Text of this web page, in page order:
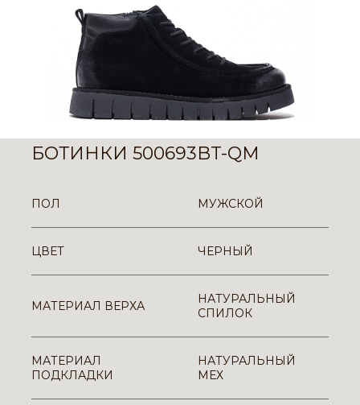
БОТИНКИ 500693BT-QM
ПОЛ МУЖСКОЙ
ЦВЕТ ЧЕРНЫЙ
МАТЕРИАЛ ВЕРХА
НАТУРАЛЬНЫЙ
СПИЛОК
МАТЕРИАЛ
ПОДКЛАДКИ
НАТУРАЛЬНЫЙ
МЕХ